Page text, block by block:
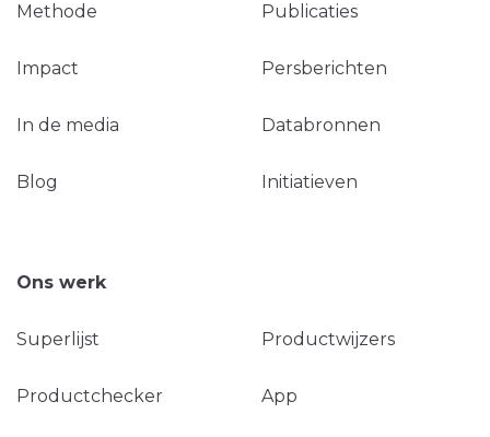
Methode Publicaties
Impact Persberichten
In de media Databronnen
Blog Initiatieven
Ons werk
Superlijst Productwijzers
Productchecker App